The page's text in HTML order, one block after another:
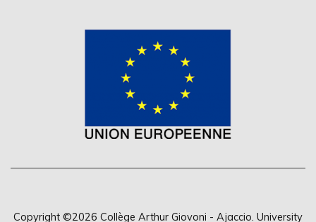
Copyright ©2026 Collège Arthur Giovoni - Ajaccio. University